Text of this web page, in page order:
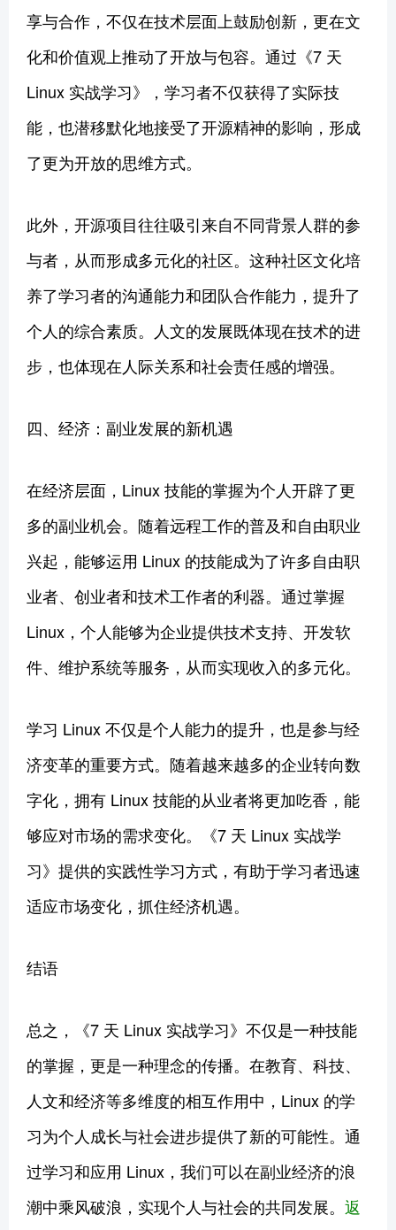
享与合作，不仅在技术层面上鼓励创新，更在文
化和价值观上推动了开放与包容。通过《7 天
Linux 实战学习》，学习者不仅获得了实际技
能，也潜移默化地接受了开源精神的影响，形成
了更为开放的思维方式。
此外，开源项目往往吸引来自不同背景人群的参
与者，从而形成多元化的社区。这种社区文化培
养了学习者的沟通能力和团队合作能力，提升了
个人的综合素质。人文的发展既体现在技术的进
步，也体现在人际关系和社会责任感的增强。
四、经济：副业发展的新机遇
在经济层面，Linux 技能的掌握为个人开辟了更
多的副业机会。随着远程工作的普及和自由职业
兴起，能够运用 Linux 的技能成为了许多自由职
业者、创业者和技术工作者的利器。通过掌握
Linux，个人能够为企业提供技术支持、开发软
件、维护系统等服务，从而实现收入的多元化。
学习 Linux 不仅是个人能力的提升，也是参与经
济变革的重要方式。随着越来越多的企业转向数
字化，拥有 Linux 技能的从业者将更加吃香，能
够应对市场的需求变化。《7 天 Linux 实战学
习》提供的实践性学习方式，有助于学习者迅速
适应市场变化，抓住经济机遇。
结语
总之，《7 天 Linux 实战学习》不仅是一种技能
的掌握，更是一种理念的传播。在教育、科技、
人文和经济等多维度的相互作用中，Linux 的学
习为个人成长与社会进步提供了新的可能性。通
过学习和应用 Linux，我们可以在副业经济的浪
潮中乘风破浪，实现个人与社会的共同发展。 返